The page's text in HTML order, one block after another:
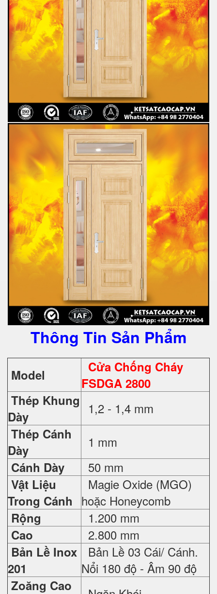
Thông Tin Sản Phẩm
Model
Cửa Chống Cháy
FSDGA 2800
Thép Khung
Dày
1,2 - 1,4 mm
Thép Cánh
Dày
1 mm
Cánh Dày 50 mm
Vật Liệu
Trong Cánh
Magie Oxide (MGO)
hoặc Honeycomb
Rộng 1.200 mm
Cao 2.800 mm
Bản Lề Inox
201
Bản Lề 03 Cái/ Cánh.
Nổi 180 độ - Âm 90 độ
Zoăng Cao